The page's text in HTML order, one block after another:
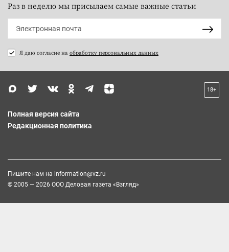
Раз в неделю мы присылаем самые важные статьи
Я даю согласие на обработку персональных данных
18+
Полная версия сайта
Редакционная политика
Пишите нам на information@vz.ru
© 2005 — 2026 ООО Деловая газета «Взгляд»